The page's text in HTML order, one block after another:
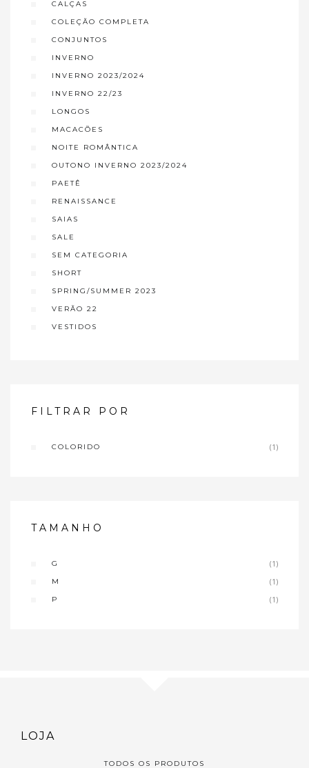
CALÇAS
COLEÇÃO COMPLETA
CONJUNTOS
INVERNO
INVERNO 2023/2024
INVERNO 22/23
LONGOS
MACACÕES
NOITE ROMÂNTICA
OUTONO INVERNO 2023/2024
PAETÊ
RENAISSANCE
SAIAS
SALE
SEM CATEGORIA
SHORT
SPRING/SUMMER 2023
VERÃO 22
VESTIDOS
FILTRAR POR
COLORIDO (1)
TAMANHO
G (1)
M (1)
P (1)
LOJA
TODOS OS PRODUTOS